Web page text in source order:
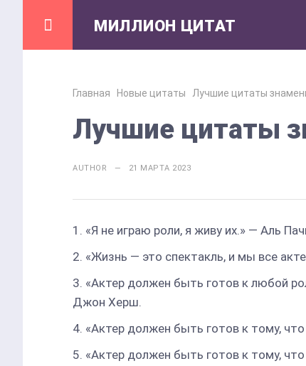
МИЛЛИОН ЦИТАТ
Главная Новые цитаты Лучшие цитаты
Лучшие цитаты
AUTHOR — 21 МАРТА 2023
«Я не играю роли, я живу их.» — Аль
«Жизнь — это спектакль, и мы все
«Актер должен быть готов к любой
Джон Херш.
«Актер должен быть готов к тому,
«Актер должен быть готов к тому,